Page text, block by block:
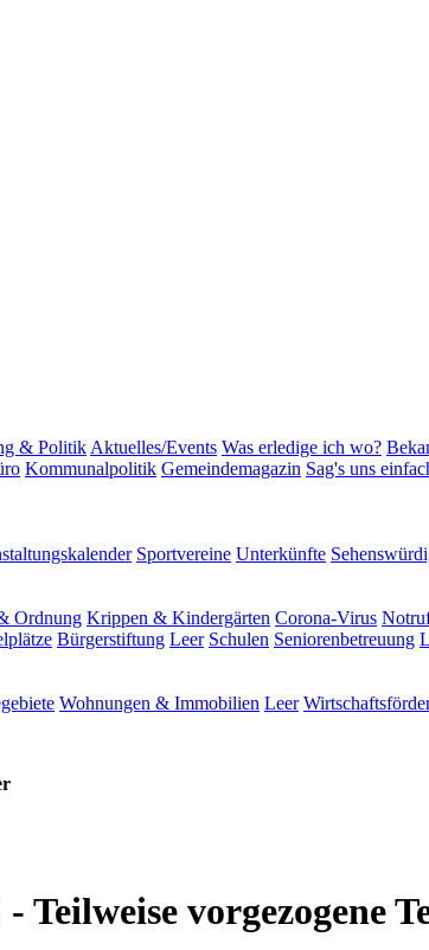
& Politik Aktuelles/Events Was erledige ich wo?
Kommunalpolitik Gemeindemagazin Sag's uns
Sportvereine Unterkünfte
Ordnung Krippen & Kindergärten Corona-Virus
Bürgerstiftung Leer Schulen Seniorenbetreuung
Wohnungen & Immobilien Leer
Teilweise vorgezogene